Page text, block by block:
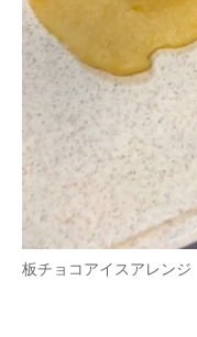
板チョコアイスアレンジ